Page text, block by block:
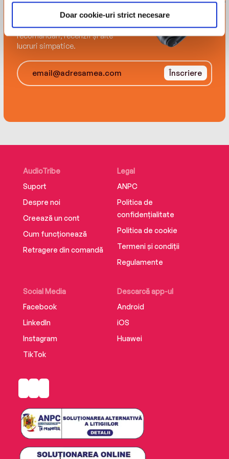
Doar cookie-uri strict necesare
tribului
Înscrie-te și-ți trimitem
recomandări, recenzii și alte
lucruri simpatice.
Înscriere
AudioTribe
Suport
Despre noi
Creează un cont
Cum funcționează
Retragere din comandă
Social Media
Facebook
LinkedIn
Instagram
TikTok
Descarcă app-ul
Android
iOS
Huawei
Legal
ANPC
Politica de
confidențialitate
Politica de cookie
Termeni și condiții
Regulamente